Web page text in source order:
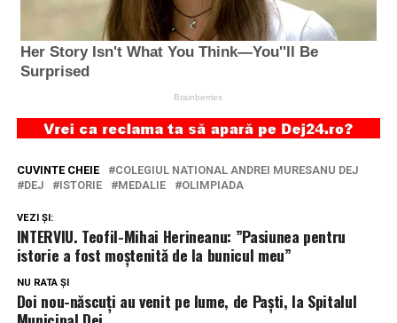
CUVINTE CHEIE
COLEGIUL NATIONAL ANDREI MURESANU DEJ
DEJ
ISTORIE MEDALIE OLIMPIADA
VEZI ȘI:
INTERVIU. Teofil-Mihai Herineanu: ”Pasiunea pentru
istorie a fost moștenită de la bunicul meu”
NU RATA ȘI
Doi nou-născuți au venit pe lume, de Paști, la Spitalul